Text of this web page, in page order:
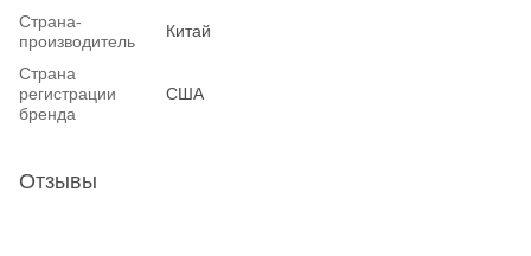
Страна-
производитель
Китай
Страна
регистрации
бренда
США
Отзывы